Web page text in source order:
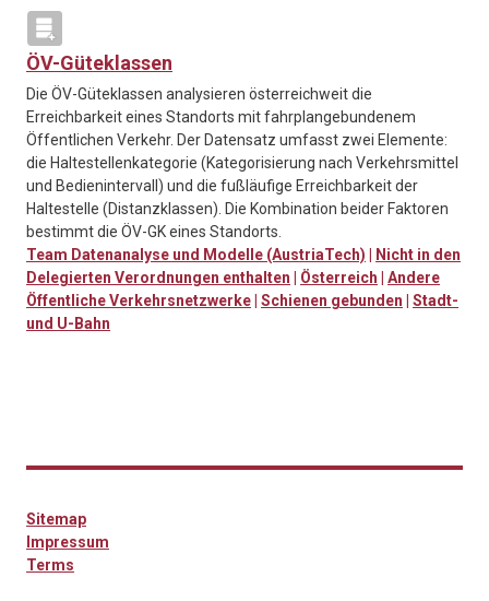
ÖV-Güteklassen
Die ÖV-Güteklassen analysieren österreichweit die
Erreichbarkeit eines Standorts mit fahrplangebundenem
Öffentlichen Verkehr. Der Datensatz umfasst zwei Elemente:
die Haltestellenkategorie (Kategorisierung nach Verkehrsmittel
und Bedienintervall) und die fußläufige Erreichbarkeit der
Haltestelle (Distanzklassen). Die Kombination beider Faktoren
bestimmt die ÖV-GK eines Standorts.
Team Datenanalyse und Modelle (AustriaTech)
Nicht in den
Delegierten Verordnungen enthalten
Österreich
Andere
Öffentliche Verkehrsnetzwerke Schienen gebunden
Stadt-
und U-Bahn
Sitemap
Impressum
Terms